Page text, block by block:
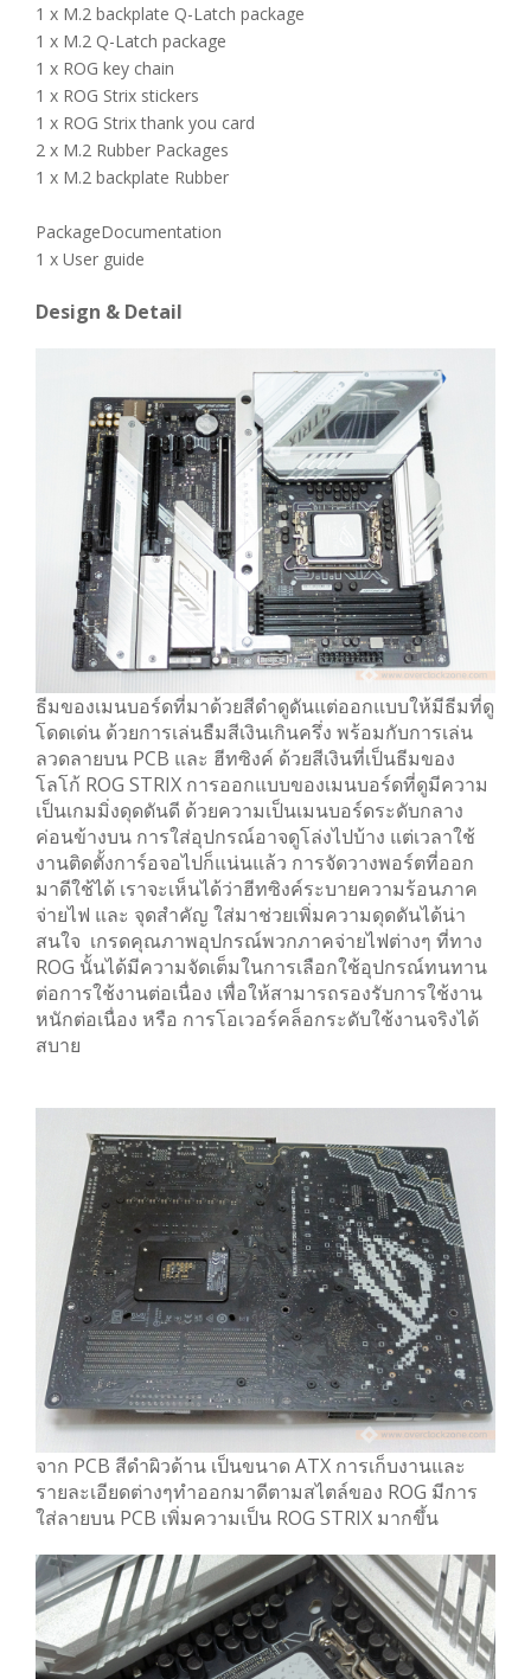
1 x M.2 backplate Q-Latch package
1 x M.2 Q-Latch package
1 x ROG key chain
1 x ROG Strix stickers
1 x ROG Strix thank you card
2 x M.2 Rubber Packages
1 x M.2 backplate Rubber
PackageDocumentation
1 x User guide
Design & Detail
ธีมของเมนบอร์ดที่มาด้วยสีดำดูดันแต่ออกแบบให้มีธีมที่ดู
โดดเด่น ด้วยการเล่นธืมสีเงินเกินครึ่ง พร้อมกับการเล่น
ลวดลายบน PCB และ ฮีทซิงค์ ด้วยสีเงินที่เป็นธีมของ
โลโก้ ROG STRIX การออกแบบของเมนบอร์ดที่ดูมีความ
เป็นเกมมิ่งดุดดันดี ด้วยความเป็นเมนบอร์ดระดับกลาง
ค่อนข้างบน การใส่อุปกรณ์อาจดูโล่งไปบ้าง แต่เวลาใช้
งานติดตั้งการ์อจอไปก็แน่นแล้ว การจัดวางพอร์ตที่ออก
มาดีใช้ได้ เราจะเห็นได้ว่าฮีทซิงค์ระบายความร้อนภาค
จ่ายไฟ และ จุดสำคัญ ใส่มาช่วยเพิ่มความดุดดันได้น่า
สนใจ เกรดคุณภาพอุปกรณ์พวกภาคจ่ายไฟต่างๆ ที่ทาง
ROG นั้นได้มีความจัดเต็มในการเลือกใช้อุปกรณ์ทนทาน
ต่อการใช้งานต่อเนื่อง เพื่อให้สามารถรองรับการใช้งาน
หนักต่อเนื่อง หรือ การโอเวอร์คล็อกระดับใช้งานจริงได้
สบาย
จาก PCB สีดำผิวด้าน เป็นขนาด ATX การเก็บงานและ
รายละเอียดต่างๆทำออกมาดีตามสไตล์ของ ROG มีการ
ใส่ลายบน PCB เพิ่มความเป็น ROG STRIX มากขึ้น